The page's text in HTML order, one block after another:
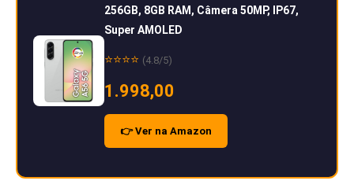
256GB, 8GB RAM, Câmera 50MP, IP67,
Super AMOLED
⭐⭐⭐⭐ (4.8/5)
1.998,00
👉 Ver na Amazon